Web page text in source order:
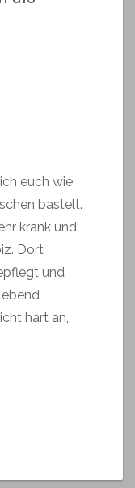
euch wie
bastelt.
krank und
Dort
und
hart an,